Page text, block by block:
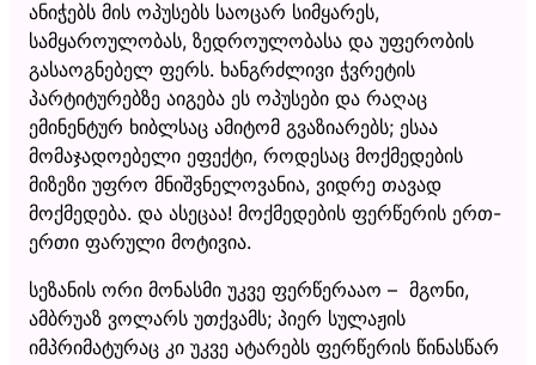
ანიჭებს მის ოპუსებს საოცარ სიმყარეს,
სამყაროულობას, ზედროულობასა და უფერობის
გასაოგნებელ ფერს. ხანგრძლივი ჭვრეტის
პარტიტურებზე აიგება ეს ოპუსები და რაღაც
ემინენტურ ხიბლსაც ამიტომ გვაზიარებს; ესაა
მომაჯადოებელი ეფექტი, როდესაც მოქმედების
მიზეზი უფრო მნიშვნელოვანია, ვიდრე თავად
მოქმედება. და ასეცაა! მოქმედების ფერწერის ერთ-
ერთი ფარული მოტივია.
სეზანის ორი მონასმი უკვე ფერწერააო – მგონი,
ამბრუაზ ვოლარს უთქვამს; პიერ სულაჟის
იმპრიმატურაც კი უკვე ატარებს ფერწერის წინასწარ